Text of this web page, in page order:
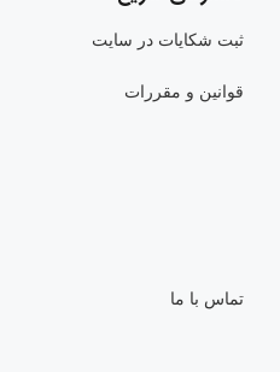
ثبت شکایات در سایت
قوانین و مقررات
تماس با ما